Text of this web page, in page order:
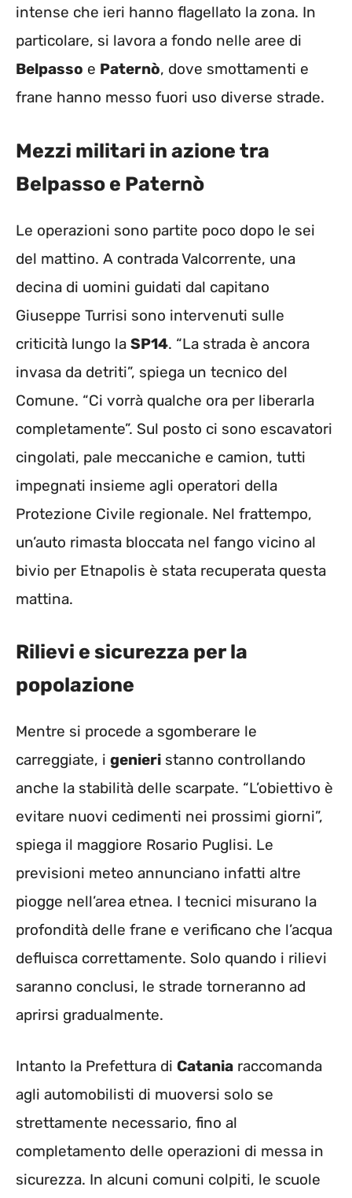
intense che ieri hanno flagellato la zona. In
particolare, si lavora a fondo nelle aree di
Belpasso e Paternò, dove smottamenti e
frane hanno messo fuori uso diverse strade.
Mezzi militari in azione tra
Belpasso e Paternò
Le operazioni sono partite poco dopo le sei
del mattino. A contrada Valcorrente, una
decina di uomini guidati dal capitano
Giuseppe Turrisi sono intervenuti sulle
criticità lungo la SP14. “La strada è ancora
invasa da detriti”, spiega un tecnico del
Comune. “Ci vorrà qualche ora per liberarla
completamente”. Sul posto ci sono escavatori
cingolati, pale meccaniche e camion, tutti
impegnati insieme agli operatori della
Protezione Civile regionale. Nel frattempo,
un’auto rimasta bloccata nel fango vicino al
bivio per Etnapolis è stata recuperata questa
mattina.
Rilievi e sicurezza per la
popolazione
Mentre si procede a sgomberare le
carreggiate, i genieri stanno controllando
anche la stabilità delle scarpate. “L’obiettivo è
evitare nuovi cedimenti nei prossimi giorni”,
spiega il maggiore Rosario Puglisi. Le
previsioni meteo annunciano infatti altre
piogge nell’area etnea. I tecnici misurano la
profondità delle frane e verificano che l’acqua
defluisca correttamente. Solo quando i rilievi
saranno conclusi, le strade torneranno ad
aprirsi gradualmente.
Intanto la Prefettura di Catania raccomanda
agli automobilisti di muoversi solo se
strettamente necessario, fino al
completamento delle operazioni di messa in
sicurezza. In alcuni comuni colpiti, le scuole